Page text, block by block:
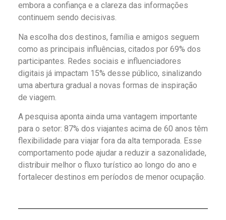
embora a confiança e a clareza das informações
continuem sendo decisivas.
Na escolha dos destinos, família e amigos seguem
como as principais influências, citados por 69% dos
participantes. Redes sociais e influenciadores
digitais já impactam 15% desse público, sinalizando
uma abertura gradual a novas formas de inspiração
de viagem.
A pesquisa aponta ainda uma vantagem importante
para o setor: 87% dos viajantes acima de 60 anos têm
flexibilidade para viajar fora da alta temporada. Esse
comportamento pode ajudar a reduzir a sazonalidade,
distribuir melhor o fluxo turístico ao longo do ano e
fortalecer destinos em períodos de menor ocupação.